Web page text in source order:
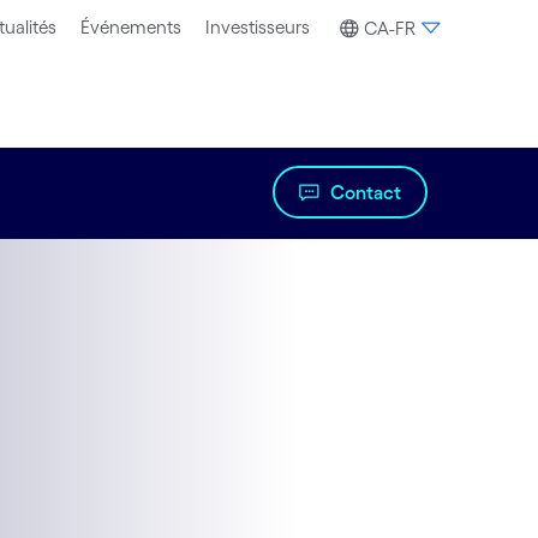
Événements Investisseurs CA-FR
Contact